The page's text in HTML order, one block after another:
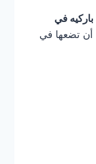
في
أن تضعها في